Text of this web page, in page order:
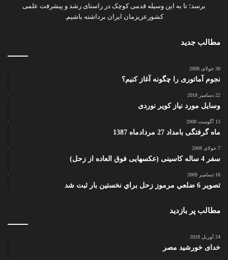
برسد؛ تا به این وسیله قدمی کوچک در راستای رشد و پیشرفت علمی
کشورعزیزمان ایران برداشته باشیم.
مطالب جدید
30 جولای 2008
نجوم آماتوری را چگونه آغاز کنیم؟
22 دسامبر 2018
وسایل مورد نیاز کویر نوردی
15 آگوست 2008
ماه گرفتگی بامداد 27 مردادماه 1387
7 جولای 2008
سفر 4 ساله کاسینی (عکسهایی فوق العاده از زحل)
16 دسامبر 2009
تصوير 6 ضلعي مرموز زحل براي نخستين بار ثبت شد
مطالب پر بازدید
24 آوریل 2018
خدای خورشید مصر